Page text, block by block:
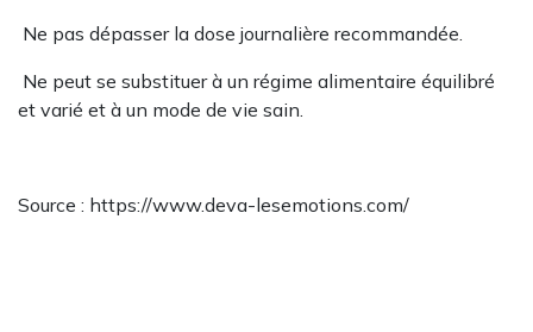
Ne pas dépasser la dose journalière recommandée.
Ne peut se substituer à un régime alimentaire équilibré
et varié et à un mode de vie sain.
Source : https://www.deva-lesemotions.com/